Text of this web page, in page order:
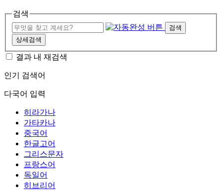
검색
검색
상세검색
결과 내 재검색
인기 검색어
다국어 입력
히라가나
가타카나
중국어
한글고어
그리스문자
프랑스어
독일어
히브리어